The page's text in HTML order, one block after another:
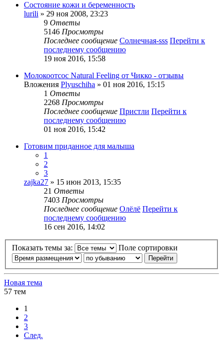
Состояние кожи и беременность
lurili » 29 ноя 2008, 23:23
9 Ответы
5146 Просмотры
Последнее сообщение Солнечная-sss Перейти к
последнему сообщению
19 ноя 2016, 15:58
Молокоотсос Natural Feeling от Чикко - отзывы
Вложения Plyuschiha » 01 ноя 2016, 15:15
1 Ответы
2268 Просмотры
Последнее сообщение Пристли Перейти к
последнему сообщению
01 ноя 2016, 15:42
Готовим приданное для малыша
1
2
3
zajka27 » 15 июн 2013, 15:35
21 Ответы
7403 Просмотры
Последнее сообщение Олёлё Перейти к
последнему сообщению
16 сен 2016, 14:02
Показать темы за: Поле сортировки
Новая тема
57 тем
1
2
3
След.